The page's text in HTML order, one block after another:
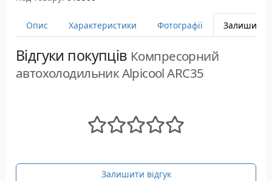
Опис Характеристики Фотографії Залишити
Відгуки покупців Компресорний
автохолодильник Alpicool ARC35
Залишити відгук